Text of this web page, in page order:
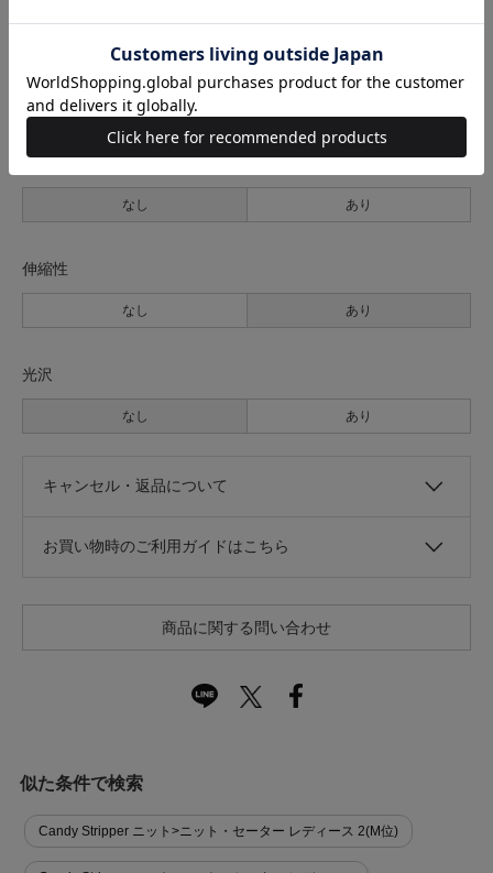
なし
透け感
なし あり
伸縮性
なし あり
光沢
なし あり
キャンセル・返品について
お買い物時のご利用ガイドはこちら
商品に関する問い合わせ
似た条件で検索
Candy Stripper ニット>ニット・セーター レディース 2(M位)